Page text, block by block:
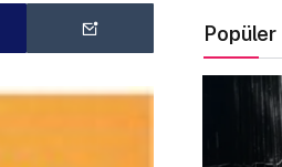
Popüler